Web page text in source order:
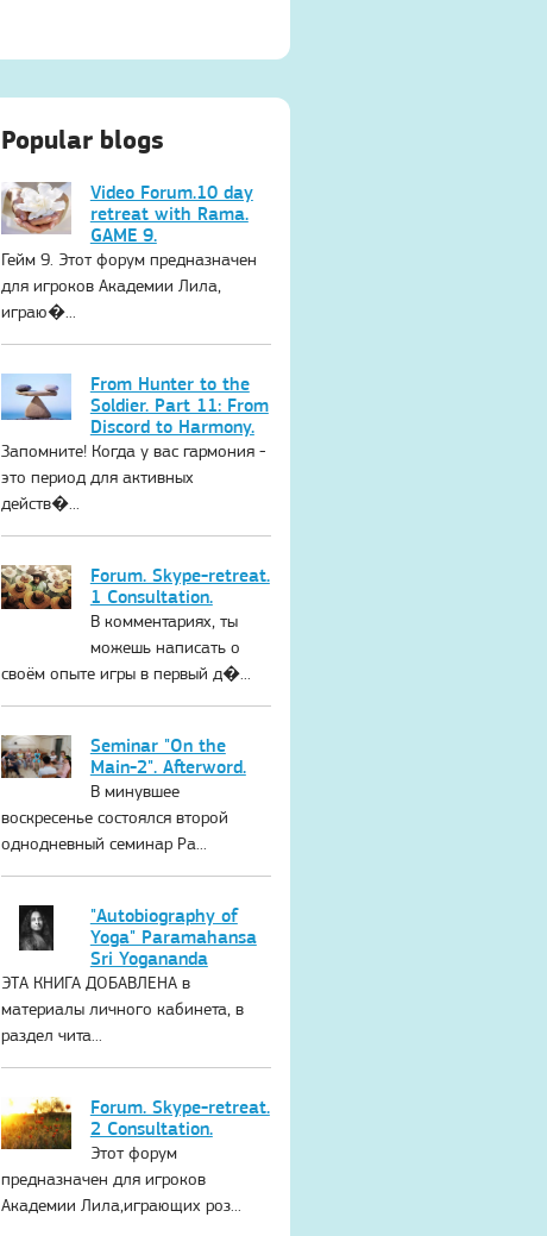
Popular blogs
Video Forum.10 day
retreat with Rama.
GAME 9.
Гейм 9. Этот форум предназначен
для игроков Академии Лила,
играю�...
From Hunter to the
Soldier. Part 11: From
Discord to Harmony.
Запомните! Когда у вас гармония -
это период для активных
действ�...
Forum. Skype-retreat.
1 Consultation.
В комментариях, ты
можешь написать о
своём опыте игры в первый д�...
Seminar "On the
Main-2". Afterword.
В минувшее
воскресенье состоялся второй
однодневный семинар Ра...
"Autobiography of
Yoga" Paramahansa
Sri Yogananda
ЭТА КНИГА ДОБАВЛЕНА в
материалы личного кабинета, в
раздел чита...
Forum. Skype-retreat.
2 Consultation.
Этот форум
предназначен для игроков
Академии Лила,играющих роз...